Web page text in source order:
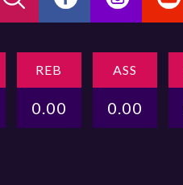
REB
0.00
ASS
0.00